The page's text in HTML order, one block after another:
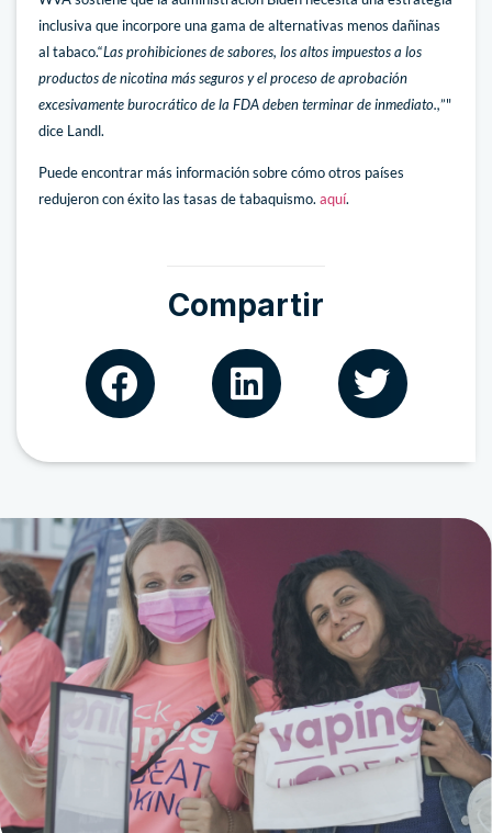
inclusiva que incorpore una gama de alternativas menos dañinas
al tabaco.“Las prohibiciones de sabores, los altos impuestos a los
productos de nicotina más seguros y el proceso de aprobación
excesivamente burocrático de la FDA deben terminar de inmediato.,”"
dice Landl.
Puede encontrar más información sobre cómo otros países
redujeron con éxito las tasas de tabaquismo. aquí.
Compartir